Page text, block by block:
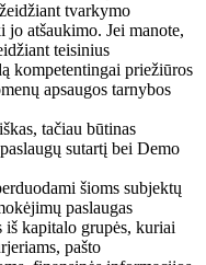
tvarkymo
atšaukimo. Jei manote,
teisinius
kompetentingai priežiūros
apsaugos tarnybos
tačiau būtinas
sutartį bei Demo
šioms subjektų
paslaugas
iš kapitalo grupės, kuriai
pašto